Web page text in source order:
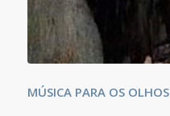
MÚSICA PARA OS OLHOS